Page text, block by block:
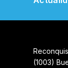
(1003)